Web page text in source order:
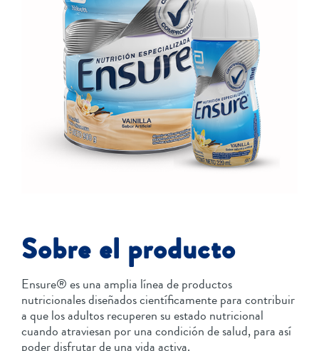
Sobre el producto
Ensure® es una amplia línea de productos
nutricionales diseñados científicamente para contribuir
a que los adultos recuperen su estado nutricional
cuando atraviesan por una condición de salud, para así
poder disfrutar de una vida activa.